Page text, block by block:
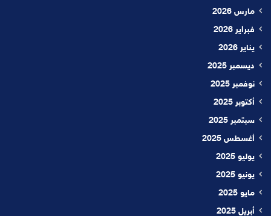
مارس 2026
فبراير 2026
يناير 2026
ديسمبر 2025
نوفمبر 2025
أكتوبر 2025
سبتمبر 2025
أغسطس 2025
يوليو 2025
يونيو 2025
مايو 2025
أبريل 2025